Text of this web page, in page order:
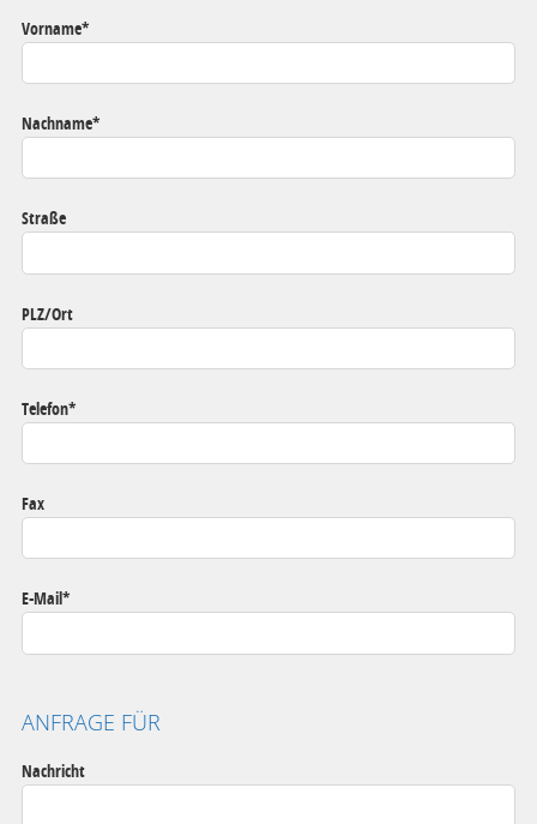
Vorname*
Nachname*
Straße
PLZ/Ort
Telefon*
Fax
E-Mail*
ANFRAGE FÜR
Nachricht